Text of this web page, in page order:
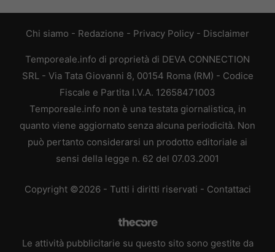
Chi siamo - Redazione - Privacy Policy - Disclaimer
Temporeale.info di proprietà di DEVA CONNECTION
SRL - Via Tata Giovanni 8, 00154 Roma (RM) - Codice
Fiscale e Partita I.V.A. 12658471003
Temporeale.info non è una testata giornalistica, in
quanto viene aggiornato senza alcuna periodicità. Non
può pertanto considerarsi un prodotto editoriale ai
sensi della legge n. 62 del 07.03.2001
Copyright ©2026 - Tutti i diritti riservati - Contattaci
Le attività pubblicitarie su questo sito sono gestite da